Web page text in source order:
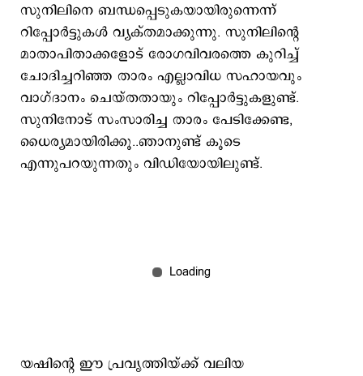
സുനിലിനെ ബന്ധപ്പെടുകയായിരുന്നെന്ന്
റിപ്പോര്‍ട്ടുകള്‍ വ്യക്തമാക്കുന്നു. സുനിലിന്‍റെ
മാതാപിതാക്കളോട് രോഗവിവരത്തെ കുറിച്ച്
ചോദിച്ചറിഞ്ഞ താരം എല്ലാവിധ സഹായവും
വാഗ്ദാനം ചെയ്തതായും റിപ്പോര്‍ട്ടുകളുണ്ട്.
സുനിനോട് സംസാരിച്ച താരം പേടിക്കേണ്ട,
ധൈര്യമായിരിക്കൂ..ഞാനുണ്ട് കൂടെ
എന്നുപറയുന്നതും വിഡിയോയിലുണ്ട്.
യഷിന്‍റെ ഈ പ്രവൃത്തിയ്ക്ക് വലിയ